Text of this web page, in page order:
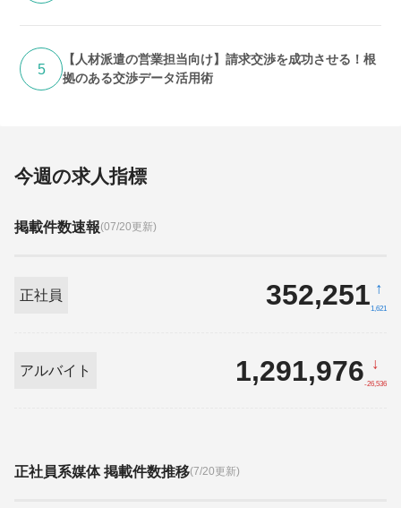
5
【人材派遣の営業担当向け】請求交渉を成功させる！根
拠のある交渉データ活用術
今週の求人指標
掲載件数速報(07/20更新)
正社員 352,251 ↑
1,621
アルバイト 1,291,976 ↓
-26,536
正社員系媒体 掲載件数推移(7/20更新)